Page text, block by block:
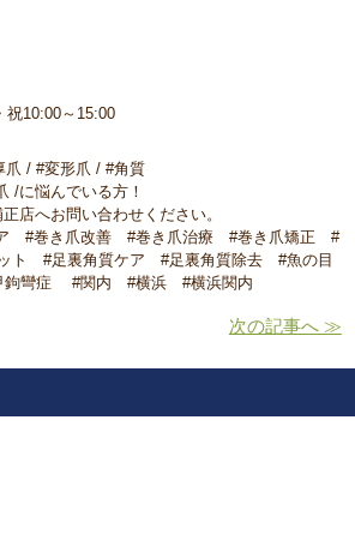
祝10:00～15:00
爪 / #変形爪 / #角質
/に悩んでいる方！
店へお問い合わせください。
ア #巻き爪改善 #巻き爪治療 #巻き爪矯正 #
ト #足裏角質ケア #足裏角質除去 #魚の目
鉤彎症 #関内 #横浜 #横浜関内
次の記事へ ≫